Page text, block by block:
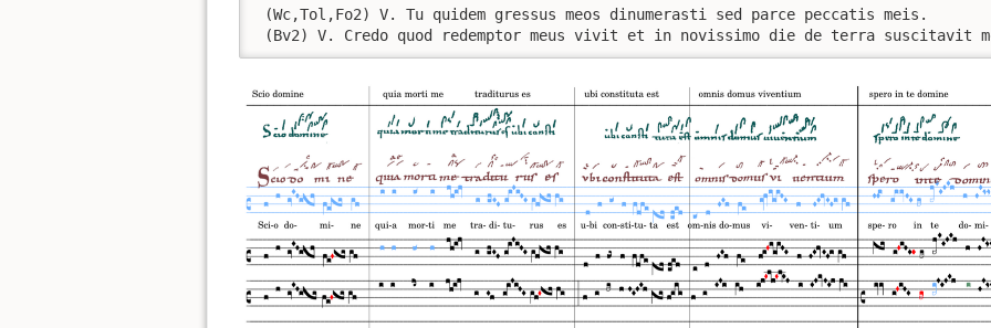
(Wc,Tol,Fo2) V. Tu quidem gressus meos dinumerasti sed parce peccatis meis.
(Bv2) V. Credo quod redemptor meus vivit et in novissimo die de terra suscitavit